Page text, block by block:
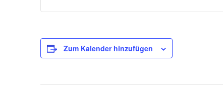
Zum Kalender hinzufügen